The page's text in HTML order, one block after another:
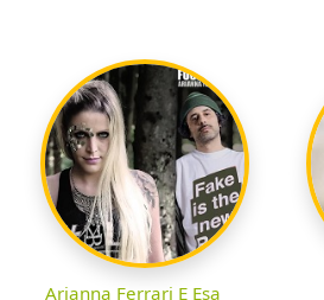
Arianna Ferrari E Esa